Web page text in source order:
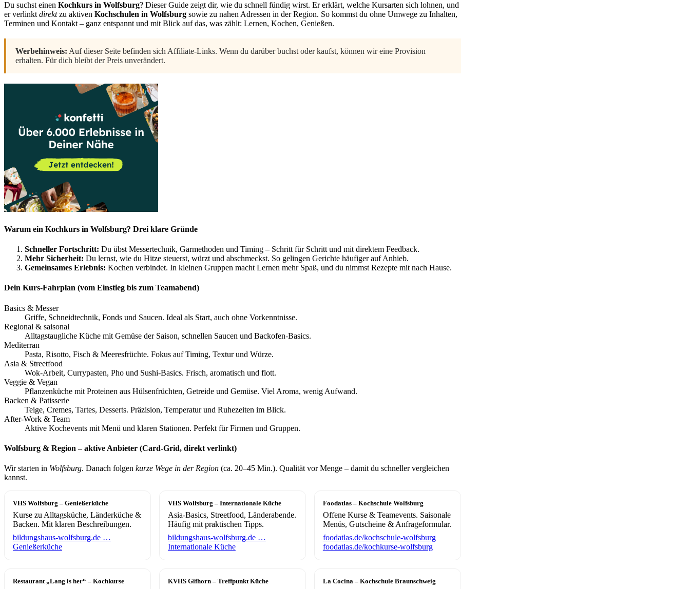
Du suchst einen Kochkurs in Wolfsburg? Dieser Guide zeigt dir, wie du schnell fündig wirst. Er erklärt, welche Kursarten sich lohnen, und
er verlinkt direktzu aktiven Kochschulen in Wolfsburg sowie zu nahen Adressen in der Region. So kommst du ohne Umwege zu Inhalten,
Terminen und Kontakt – ganz entspannt und mit Blick auf das, was zählt: Lernen, Kochen, Genießen.
Werbehinweis: Auf dieser Seite befinden sich Affiliate-Links. Wenn du darüber buchst oder kaufst, können wir eine Provision
erhalten. Für dich bleibt der Preis unverändert.
Warum ein Kochkurs in Wolfsburg? Drei klare Gründe
Schneller Fortschritt: Du übst Messertechnik, Garmethoden und Timing – Schritt für Schritt und mit direktem Feedback.
Mehr Sicherheit: Du lernst, wie du Hitze steuerst, würzt und abschmeckst. So gelingen Gerichte häufiger auf Anhieb.
Gemeinsames Erlebnis: Kochen verbindet. In kleinen Gruppen macht Lernen mehr Spaß, und du nimmst Rezepte mit nach Hause.
Dein Kurs-Fahrplan (vom Einstieg bis zum Teamabend)
Basics & Messer
Griffe, Schneidtechnik, Fonds und Saucen. Ideal als Start, auch ohne Vorkenntnisse.
Regional & saisonal
Alltagstaugliche Küche mit Gemüse der Saison, schnellen Saucen und Backofen-Basics.
Mediterran
Pasta, Risotto, Fisch & Meeresfrüchte. Fokus auf Timing, Textur und Würze.
Asia & Streetfood
Wok-Arbeit, Currypasten, Pho und Sushi-Basics. Frisch, aromatisch und flott.
Veggie & Vegan
Pflanzenküche mit Proteinen aus Hülsenfrüchten, Getreide und Gemüse. Viel Aroma, wenig Aufwand.
Backen & Patisserie
Teige, Cremes, Tartes, Desserts. Präzision, Temperatur und Ruhezeiten im Blick.
After-Work & Team
Aktive Kochevents mit Menü und klaren Stationen. Perfekt für Firmen und Gruppen.
Wolfsburg & Region – aktive Anbieter (Card-Grid, direkt verlinkt)
Wir starten in Wolfsburg. Danach folgen kurze Wege in der Region (ca. 20–45 Min.). Qualität vor Menge – damit du schneller vergleichen
kannst.
VHS Wolfsburg – Genießerküche
Kurse zu Alltagsküche, Länderküche &
Backen. Mit klaren Beschreibungen.
bildungshaus-wolfsburg.de …
Genießerküche
VHS Wolfsburg – Internationale Küche
Asia-Basics, Streetfood, Länderabende.
Häufig mit praktischen Tipps.
bildungshaus-wolfsburg.de …
Internationale Küche
Foodatlas – Kochschule Wolfsburg
Offene Kurse & Teamevents. Saisonale
Menüs, Gutscheine & Anfrageformular.
foodatlas.de/kochschule-wolfsburg
foodatlas.de/kochkurse-wolfsburg
Restaurant „Lang is her“ – Kochkurse KVHS Gifhorn – Treffpunkt Küche La Cocina – Kochschule Braunschweig